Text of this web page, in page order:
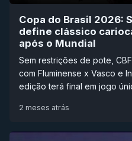
Copa do Brasil 2026:
define clássico
após o Mundial
Sem restrições de pote,
com Fluminense x Vasco e
edição terá final em jogo
2 meses atrás